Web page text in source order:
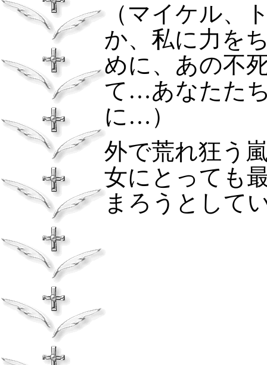
（マイケル、
か、私に力を
めに、あの不
て…あなたた
に…）
外で荒れ狂う
女にとっても
まろうとして